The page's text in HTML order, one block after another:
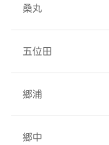
桑丸
五位田
郷浦
郷中